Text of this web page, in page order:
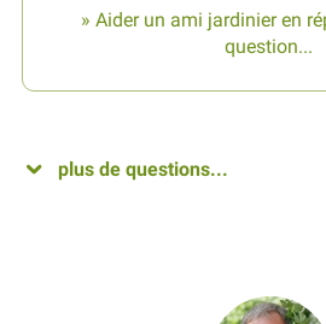
» Aider un ami jardinier en
question...
plus de questions...